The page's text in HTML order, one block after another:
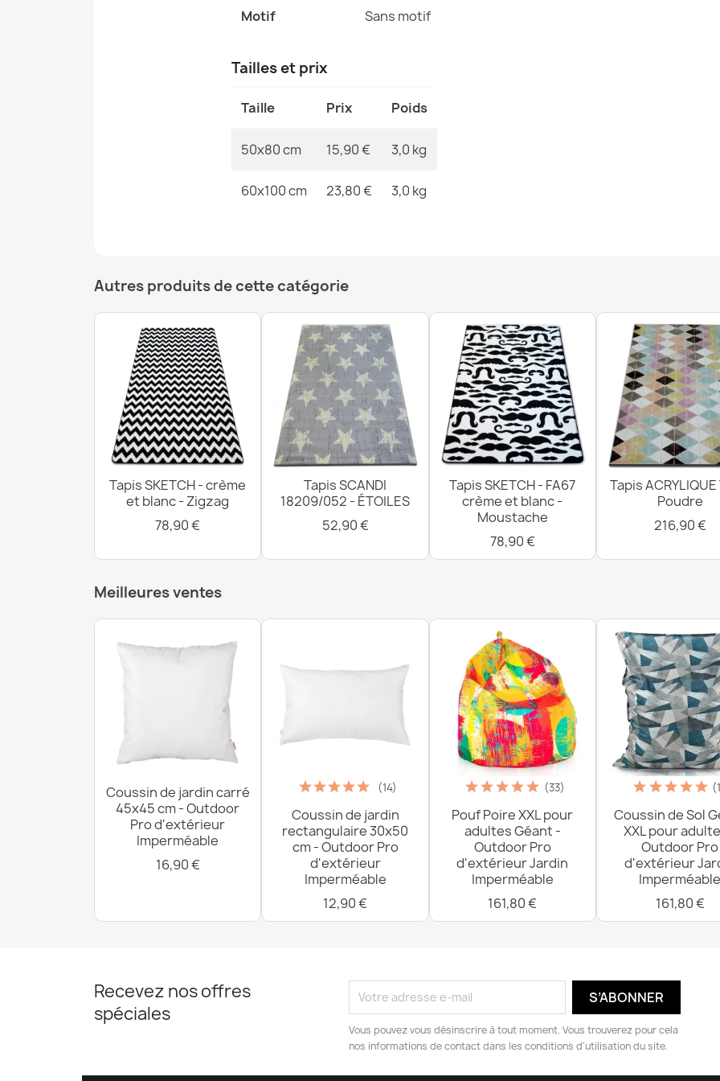
Tapis de salle
12,90 €
Tapis de
12,90 €
Tapis de salle
antidérapant,
12,90 €
Motif Sans motif
Tailles et prix
Taille Prix Poids
50x80 cm 15,90 € 3,0 kg
60x100 cm 23,80 € 3,0 kg
Autres produits de cette catégorie
Tapis SKETCH - crème
et blanc - Zigzag
78,90 €
Tapis SCANDI
18209/052 - ÉTOILES
52,90 €
Tapis SKETCH - FA67
crème et blanc -
Moustache
78,90 €
Tapis ACRYLIQUE
Poudre
216,90 €
Meilleures ventes
Coussin de jardin carré
45x45 cm - Outdoor
Pro d'extérieur
Imperméable
16,90 €
(14)
Coussin de jardin
rectangulaire 30x50
cm - Outdoor Pro
d'extérieur
Imperméable
12,90 €
(33)
Pouf Poire XXL pour
adultes Géant -
Outdoor Pro
d'extérieur Jardin
Imperméable
161,80 €
Coussin de Sol
XXL pour
Outdoor Pro
d'extérieur
Imperméable
161,80 €
Recevez nos offres
spéciales
Vous pouvez vous désinscrire à tout moment. Vous trouverez pour cela
nos informations de contact dans les conditions d'utilisation du site.